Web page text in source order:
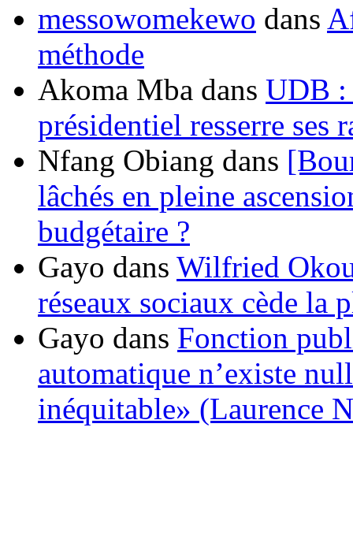
messowomekewo dans
méthode
Akoma Mba dans UDB :
présidentiel resserre ses
Nfang Obiang dans
lâchés en pleine
budgétaire ?
Gayo dans Wilfried
réseaux sociaux cède la
Gayo dans Fonction
automatique n’existe
inéquitable» (Laurence